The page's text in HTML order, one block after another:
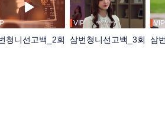
청니선고백_2회
VIP
삼번청니선고백_3회
VIP
삼